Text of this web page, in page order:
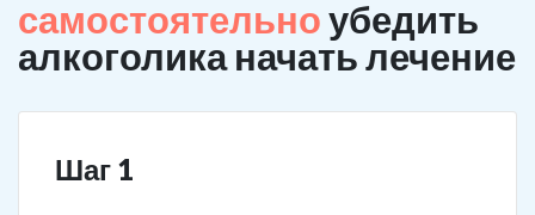
самостоятельноубедить
алкоголика начать лечение
Шаг 1